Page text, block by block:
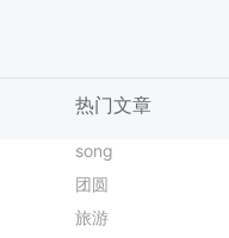
台风
日期
爱牙日
song
团圆
旅游
立秋上传版
购物清单
喜庆贴纸
秋分促销图
热门文章
健身优惠海报
入职攻略内页
主视觉banner
变清晰